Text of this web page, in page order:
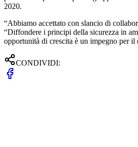
2020.
“Abbiamo accettato con slancio di
“Diffondere i principi della sicurezza in
opportunità di crescita è un impegno per il
CONDIVIDI: